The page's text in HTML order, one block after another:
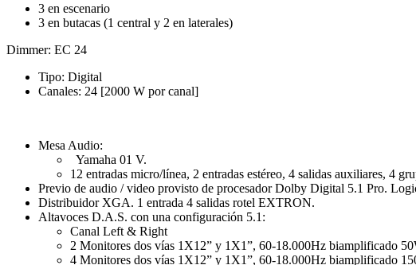
3 en escenario
3 en butacas (1 central y 2 en laterales)
Dimmer: EC 24
Tipo: Digital
Canales: 24 [2000 W por canal]
Mesa Audio:
Yamaha 01 V.
12 entradas micro/línea, 2 entradas estéreo, 4 salidas auxiliares, 4
Previo de audio / video provisto de procesador Dolby Digital 5.1 Pro.
Distribuidor XGA. 1 entrada 4 salidas rotel EXTRON.
Altavoces D.A.S. con una configuración 5.1:
Canal Left & Right
2 Monitores dos vías 1X12” y 1X1”, 60-18.000Hz biamplificado
4 Monitores dos vías 1X12” y 1X1”, 60-18.000Hz biamplificado